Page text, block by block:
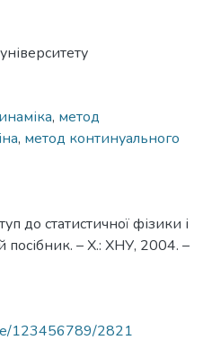
, метод
, метод континуального
до статистичної фізики і
– Х.: ХНУ, 2004. –
123456789/2821